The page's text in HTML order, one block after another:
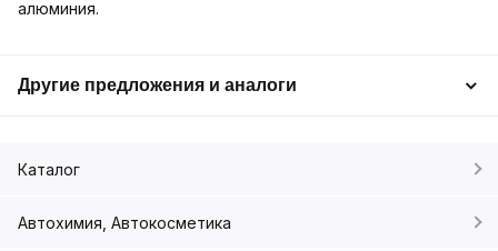
алюминия.
Другие предложения и аналоги
Каталог
Автохимия, Автокосметика